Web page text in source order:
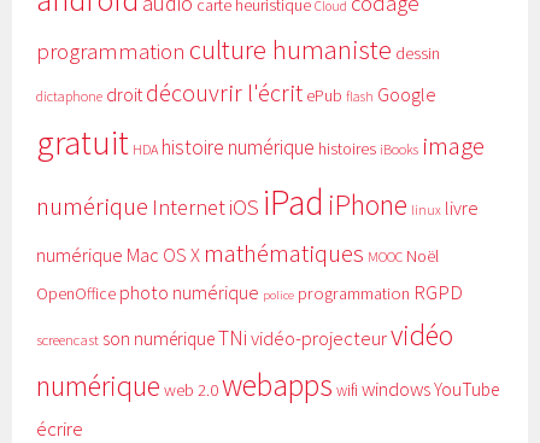
Cloud
programmation culture humaniste dessin
dictaphone droit découvrir l'écrit ePub flash Google
gratuit HDA histoire numérique histoires iBooks image
numérique InternetiOS iPad iPhone linux livre
numérique Mac OS X mathématiques MOOC Noël
OpenOffice photo numérique police programmation RGPD
screencast son numériqueTNi vidéo-projecteurvidéo
numérique web 2.0webapps wifi windowsYouTube
écrire